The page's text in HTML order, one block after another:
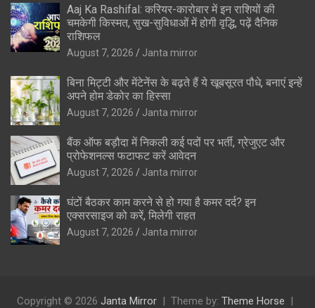
Aaj Ka Rashifal: करियर-कारोबार में इन राशियों की
चमकेगी किस्मत, सुख-सुविधाओं में होगी वृद्धि, पढ़ें दैनिक
राशिफल
August 7, 2026 Janta mirror
बिना मिट्टी और मेंटेनेंस के बढ़ते हैं ये खूबसूरत पौधे, बनाएं इन्‍हें
अपने होम डेकोर का हिस्‍सा
August 7, 2026 Janta mirror
बैंक ऑफ बड़ौदा में निकली कई पदों पर भर्ती, ग्रेजुएट और
प्रोफेशनल्स फटाफट करें आवेदन
August 7, 2026 Janta mirror
घंटों बैठकर काम करने से हो गया है कमर दर्द? इन
एक्सरसाइज को करें, मिलेगी राहत
August 7, 2026 Janta mirror
Copyright © 2026 Janta Mirror Theme by: Theme Horse